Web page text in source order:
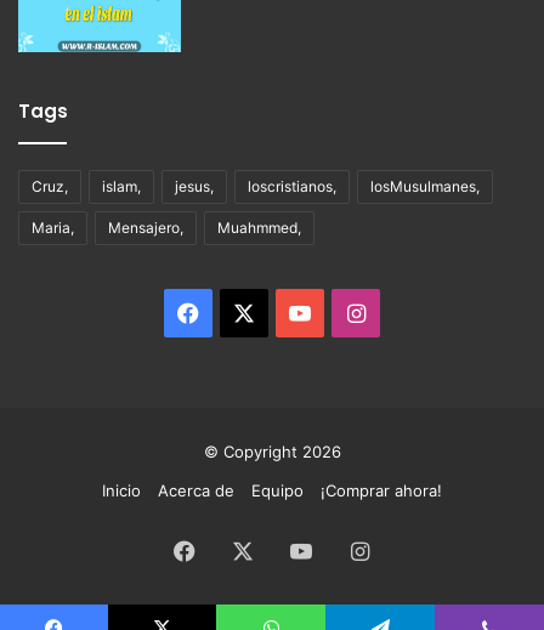
Tags
Cruz, islam, jesus, loscristianos, losMusulmanes,
Maria, Mensajero, Muahmmed,
Facebook YouTubeInstagram
© Copyright 2026
Inicio
Acerca de Equipo ¡Comprar ahora!
Facebook YouTubeInstagram